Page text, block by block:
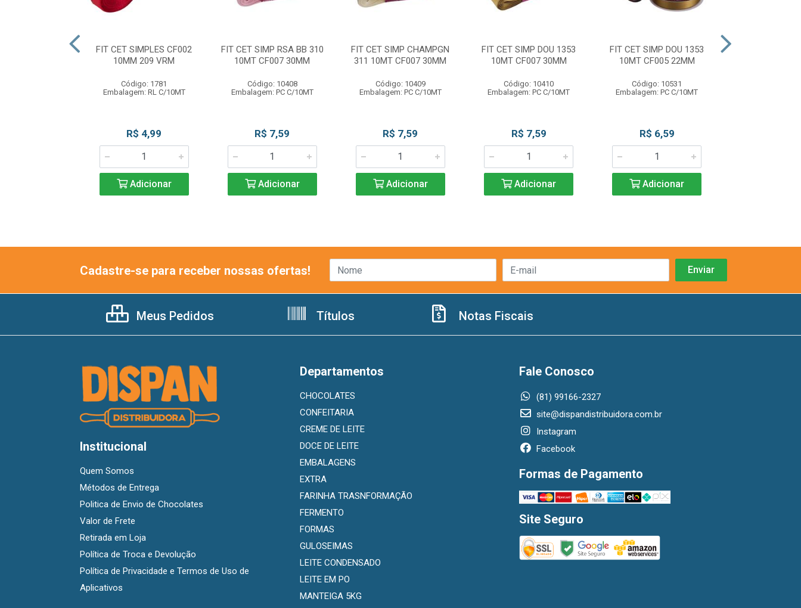
FIT CET SIMPLES CF002
10MM 209 VRM
Código: 1781
Embalagem: RL C/10MT
R$ 4,99
Adicionar
FIT CET SIMP RSA BB 310
10MT CF007 30MM
Código: 10408
Embalagem: PC C/10MT
R$ 7,59
Adicionar
FIT CET SIMP CHAMPGN
311 10MT CF007 30MM
Código: 10409
Embalagem: PC C/10MT
R$ 7,59
Adicionar
FIT CET SIMP DOU 1353
10MT CF007 30MM
Código: 10410
Embalagem: PC C/10MT
R$ 7,59
Adicionar
FIT CET SIMP DOU 1353
10MT CF005 22MM
Código: 10531
Embalagem: PC C/10MT
R$ 6,59
Adicionar
Cadastre-se para receber nossas ofertas!
Meus Pedidos Títulos Notas Fiscais
Institucional
Quem Somos
Métodos de Entrega
Politica de Envio de Chocolates
Valor de Frete
Retirada em Loja
Política de Troca e Devolução
Política de Privacidade e Termos de Uso de
Aplicativos
Departamentos
CHOCOLATES
CONFEITARIA
CREME DE LEITE
DOCE DE LEITE
EMBALAGENS
EXTRA
FARINHA TRASNFORMAÇÃO
FERMENTO
FORMAS
GULOSEIMAS
LEITE CONDENSADO
LEITE EM PO
MANTEIGA 5KG
Fale Conosco
(81) 99166-2327
site@dispandistribuidora.com.br
Instagram
Facebook
Formas de Pagamento
Site Seguro